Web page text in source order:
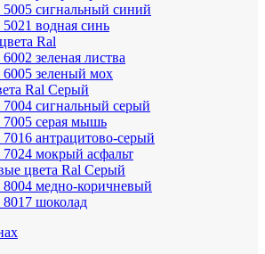
5005 сигнальный синий
5021 водная синь
Ral
зеленая листва
6005 зеленый мох
Ral Серый
7004 сигнальный серый
7005 серая мышь
7016 антрацитово-серый
7024 мокрый асфальт
цвета Ral Серый
8004 медно-коричневый
8017 шоколад